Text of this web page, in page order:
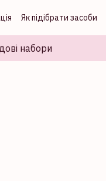
Як підібрати засоби
набори